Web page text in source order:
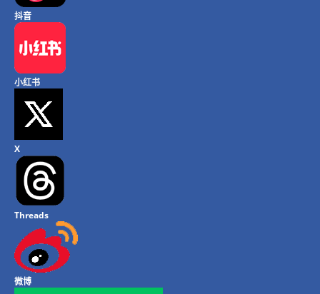
抖音
小红书
X
Threads
微博